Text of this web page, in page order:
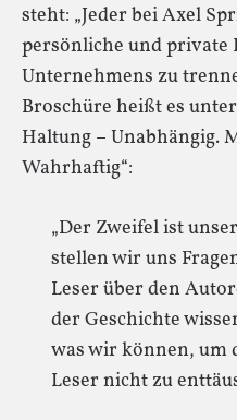
steht: „Jeder bei Axel
persönliche und private
Unternehmens zu
Broschüre heißt es
Haltung – Unabhängig.
Wahrhaftig“:
„Der Zweifel ist
stellen wir uns
Leser über den
der Geschichte
was wir können, um
Leser nicht zu